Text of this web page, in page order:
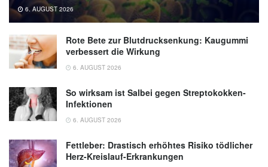
6. AUGUST 2026
Rote Bete zur Blutdrucksenkung: Kaugummi
verbessert die Wirkung
6. AUGUST 2026
So wirksam ist Salbei gegen Streptokokken-
Infektionen
6. AUGUST 2026
Fettleber: Drastisch erhöhtes Risiko tödlicher
Herz-Kreislauf-Erkrankungen